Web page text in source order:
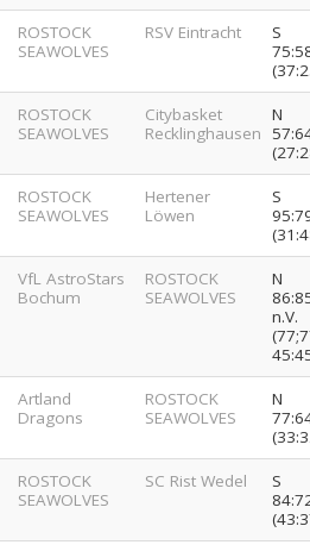
ROSTOCK
SEAWOLVES
RSV Eintracht
S
ROSTOCK
SEAWOLVES
Citybasket
Recklinghausen
N
ROSTOCK
SEAWOLVES
Hertener
Löwen
S
VfL AstroStars
Bochum
ROSTOCK
SEAWOLVES
N
n.V.
Artland
Dragons
ROSTOCK
SEAWOLVES
N
ROSTOCK
SEAWOLVES
SC Rist Wedel
S